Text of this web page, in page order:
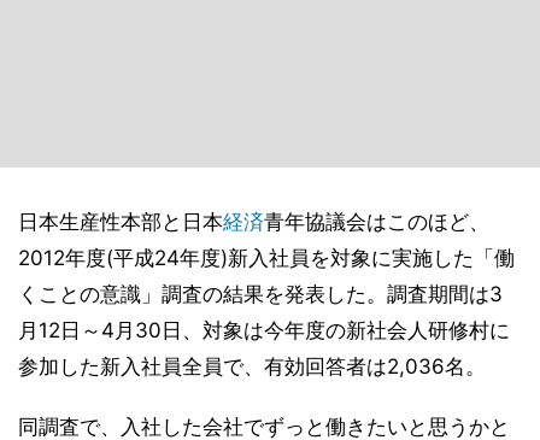
日本生産性本部と日本経済青年協議会はこのほど、
2012年度(平成24年度)新入社員を対象に実施した「働
くことの意識」調査の結果を発表した。調査期間は3
月12日～4月30日、対象は今年度の新社会人研修村に
参加した新入社員全員で、有効回答者は2,036名。
同調査で、入社した会社でずっと働きたいと思うかと